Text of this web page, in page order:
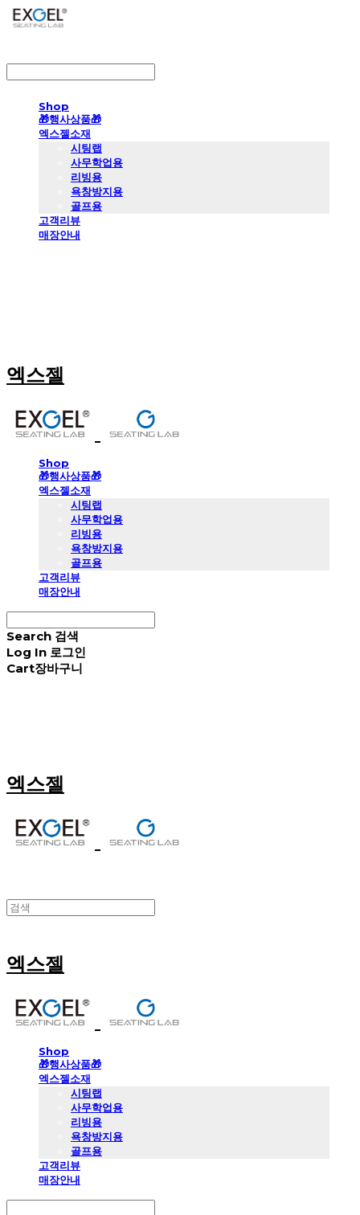
Shop
🎁행사상품🎁
엑스젤소재
시팅랩
사무학업용
리빙용
욕창방지용
골프용
고객리뷰
매장안내
엑스젤
Shop
🎁행사상품🎁
엑스젤소재
시팅랩
사무학업용
리빙용
욕창방지용
골프용
고객리뷰
매장안내
Search 검색
Log In 로그인
Cart장바구니
엑스젤
엑스젤
Shop
🎁행사상품🎁
엑스젤소재
시팅랩
사무학업용
리빙용
욕창방지용
골프용
고객리뷰
매장안내